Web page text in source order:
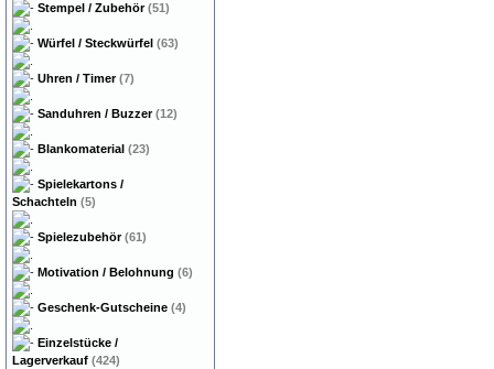
Stempel / Zubehör(51)
Würfel / Steckwürfel (63)
Uhren / Timer(7)
Sanduhren / Buzzer(12)
Blankomaterial (23)
Spielekartons /
Schachteln (5)
Spielezubehör(61)
Motivation / Belohnung (6)
Geschenk-Gutscheine (4)
Einzelstücke /
Lagerverkauf (424)